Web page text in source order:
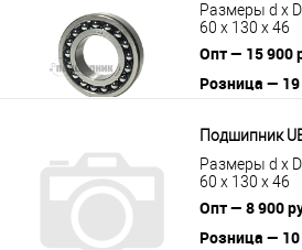
Размеры d x
60 x 130 x 46
Опт — 15 900
Розница — 19
Подшипник
Размеры d x
60 x 130 x 46
Опт — 8 900
Розница — 10